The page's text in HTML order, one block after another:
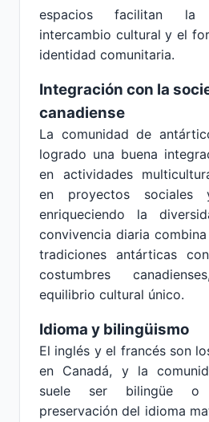
espacios facilitan la
intercambio cultural y el
identidad comunitaria.
Integración con la
canadiense
La comunidad de
logrado una buena
en actividades
en proyectos sociales
enriqueciendo la
convivencia diaria
tradiciones antárticas
costumbres
equilibrio cultural único.
Idioma y bilingüismo
El inglés y el francés son
en Canadá, y la
suele ser bilingüe o
preservación del idioma